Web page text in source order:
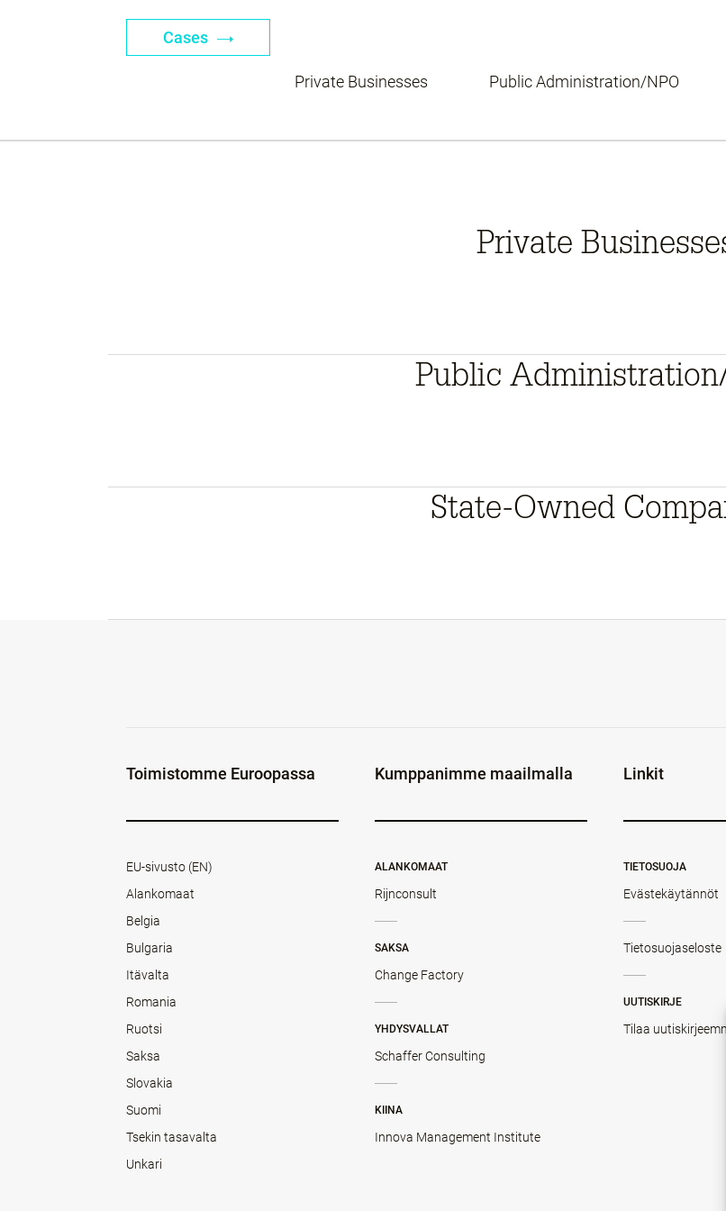
Cases
Private Businesses Public Administration/NPO
Private
Public
State-Owned
Toimistomme Euroopassa
EU-sivusto (EN)
Alankomaat
Belgia
Bulgaria
Itävalta
Romania
Ruotsi
Saksa
Slovakia
Suomi
Tsekin tasavalta
Unkari
Kumppanimme maailmalla
ALANKOMAAT
Rijnconsult
SAKSA
Change Factory
YHDYSVALLAT
Schaffer Consulting
KIINA
Innova Management Institute
Linkit
TIETOSUOJA
Evästekäytännöt
Tietosuojaseloste
UUTISKIRJE
Tilaa